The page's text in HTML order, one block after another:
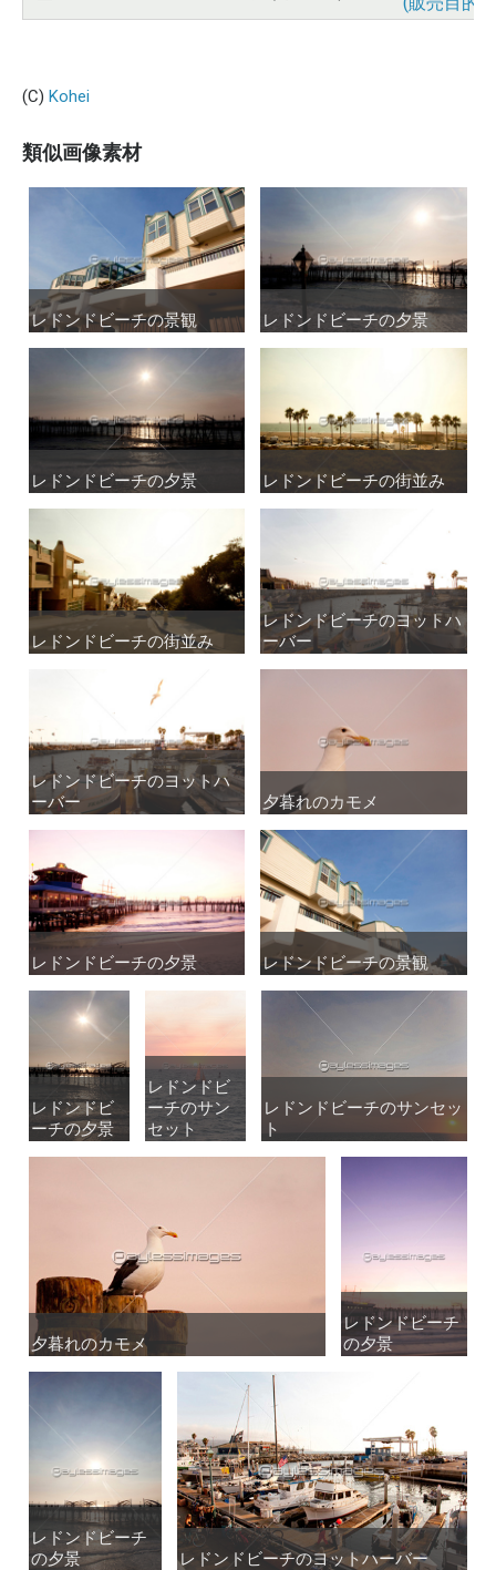
(C) Kohei
類似画像素材
レドンドビーチの景観
レドンドビーチの景観 レドンドビーチの夕景
レドンドビーチの夕景
レドンドビーチの夕景
レドンドビーチの夕景 レドンドビーチの街並み
レドンドビーチの街並み
レドンドビーチの街並み
レドンドビーチの街並み
レドンドビーチのヨットハ
ーバー
レドンドビーチのヨットハ
ーバー
レドンドビーチのヨットハ
ーバー
レドンドビーチのヨットハ
ーバー
夕暮れのカモメ
夕暮れのカモメ
レドンドビーチの夕景
レドンドビーチの夕景 レドンドビーチの景観
レドンドビーチの景観
レドンドビ
ーチの夕景
レドンドビ
ーチの夕景
レドンドビ
ーチのサン
セット
レドンドビ
ーチのサン
セット
レドンドビーチのサンセッ
ト
レドンドビーチのサンセッ
ト
夕暮れのカモメ
夕暮れのカモメ
レドンドビーチ
の夕景
レドンドビーチ
の夕景
レドンドビーチ
の夕景
レドンドビーチ
の夕景
レドンドビーチのヨットハーバー
レドンドビーチのヨットハーバー